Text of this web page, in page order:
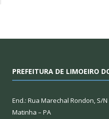
PREFEITURA DE LIMOEIRO
End.: Rua Marechal Rondon, S/N
Matinha – PA